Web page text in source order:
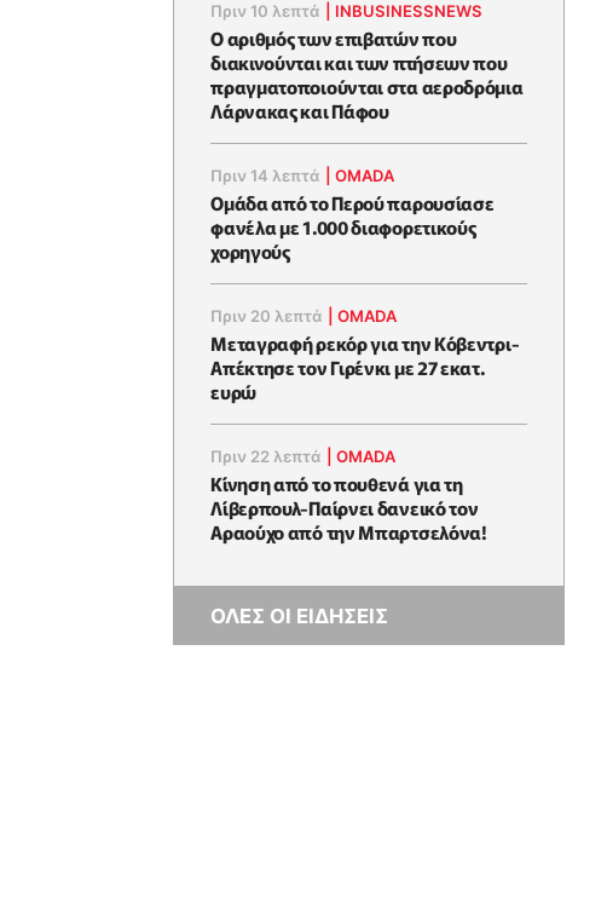
Πριν 10 λεπτά INBUSINESSNEWS
Ο αριθμός των επιβατών που
διακινούνται και των πτήσεων που
πραγματοποιούνται στα αεροδρόμια
Λάρνακας και Πάφου
Πριν 14 λεπτά |OMADA
Ομάδα από το Περού παρουσίασε
φανέλα με 1.000 διαφορετικούς
χορηγούς
Πριν 20 λεπτά |OMADA
Μεταγραφή ρεκόρ για την Κόβεντρι-
Απέκτησε τον Γιρένκι με 27 εκατ.
ευρώ
Πριν 22 λεπτά |OMADA
Kίνηση από το πουθενά για τη
Λίβερπουλ-Παίρνει δανεικό τον
Αραούχο από την Μπαρτσελόνα!
ΟΛΕΣ ΟΙ ΕΙΔΗΣΕΙΣ